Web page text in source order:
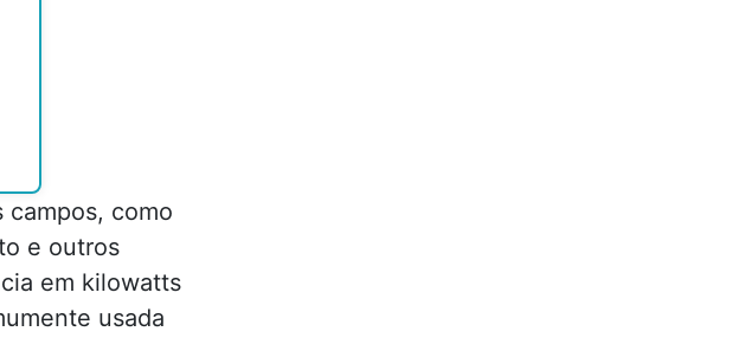
campos, como
e outros
em kilowatts
usada